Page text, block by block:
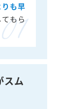
も早
もら
スム